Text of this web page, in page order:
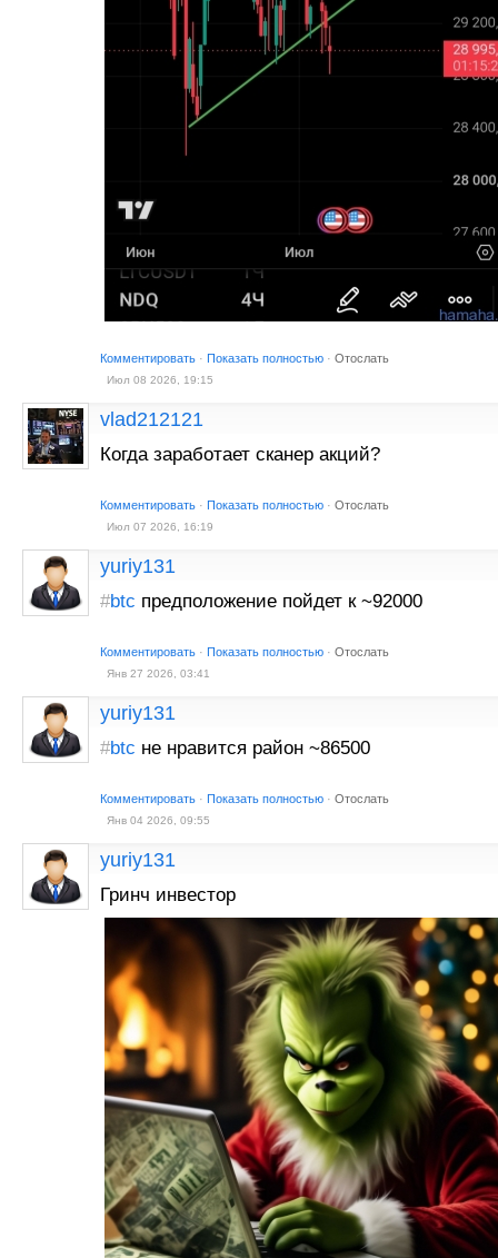
Комментировать · Показать полностью · Отослать
Июл 08 2026, 19:15
vlad212121
Когда заработает сканер акций?
Комментировать · Показать полностью · Отослать
Июл 07 2026, 16:19
yuriy131
#btc предположение пойдет к ~92000
Комментировать · Показать полностью · Отослать
Янв 27 2026, 03:41
yuriy131
#btc не нравится район ~86500
Комментировать · Показать полностью · Отослать
Янв 04 2026, 09:55
yuriy131
Гринч инвестор